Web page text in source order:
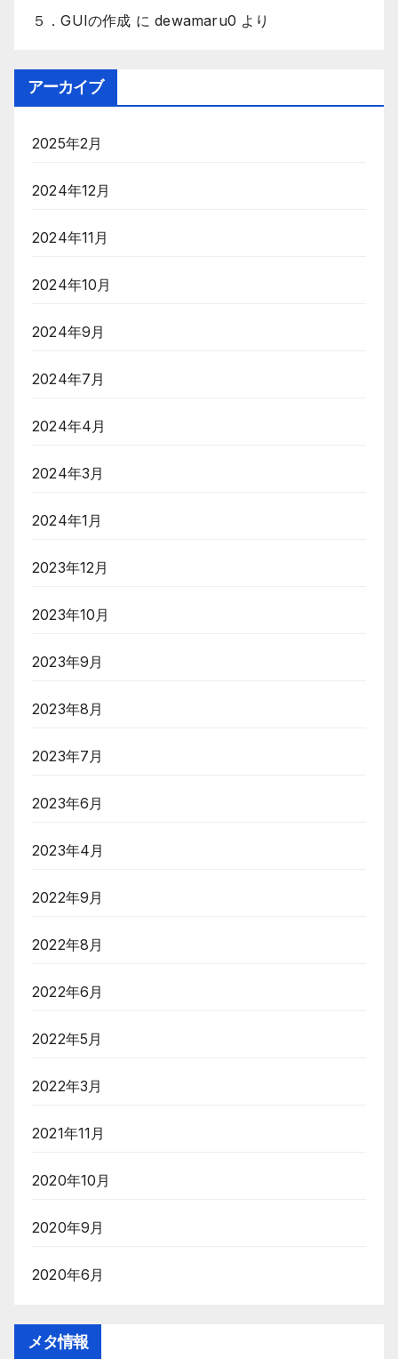
５．GUIの作成 にdewamaru0 より
アーカイブ
2025年2月
2024年12月
2024年11月
2024年10月
2024年9月
2024年7月
2024年4月
2024年3月
2024年1月
2023年12月
2023年10月
2023年9月
2023年8月
2023年7月
2023年6月
2023年4月
2022年9月
2022年8月
2022年6月
2022年5月
2022年3月
2021年11月
2020年10月
2020年9月
2020年6月
メタ情報